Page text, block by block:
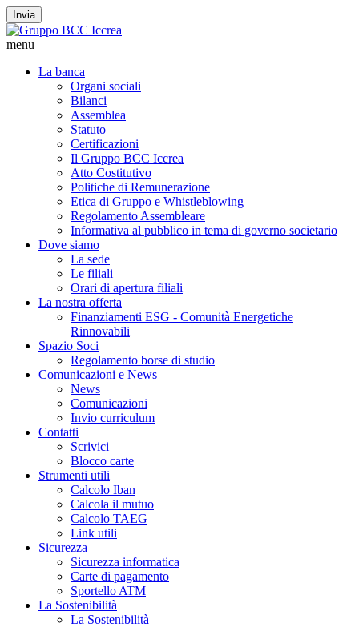
Invia
menu
La banca
Organi sociali
Bilanci
Assemblea
Statuto
Certificazioni
Il Gruppo BCC Iccrea
Atto Costitutivo
Politiche di Remunerazione
Etica di Gruppo e Whistleblowing
Regolamento Assembleare
Informativa al pubblico in tema di governo societario
Dove siamo
La sede
Le filiali
Orari di apertura filiali
La nostra offerta
Finanziamenti ESG - Comunità Energetiche
Rinnovabili
Spazio Soci
Regolamento borse di studio
Comunicazioni e News
News
Comunicazioni
Invio curriculum
Contatti
Scrivici
Blocco carte
Strumenti utili
Calcolo Iban
Calcola il mutuo
Calcolo TAEG
Link utili
Sicurezza
Sicurezza informatica
Carte di pagamento
Sportello ATM
La Sostenibilità
La Sostenibilità